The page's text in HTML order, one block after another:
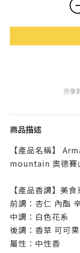
分享
商品描述
【產品名稱】
mountain 奧德賽
【產品香調】美
前調：杏仁 內酯
中調：白色花系
後調：香草 可可
屬性：中性香